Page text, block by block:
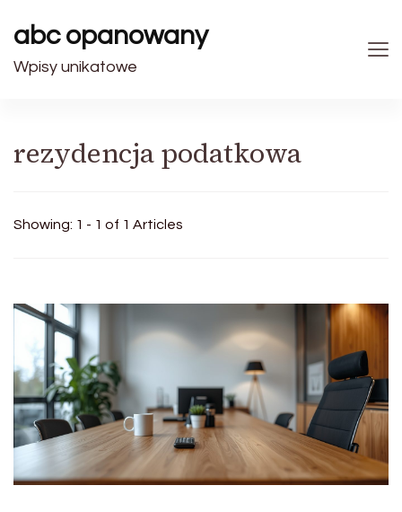
abc opanowany
Wpisy unikatowe
rezydencja podatkowa
Showing: 1 - 1 of 1 Articles